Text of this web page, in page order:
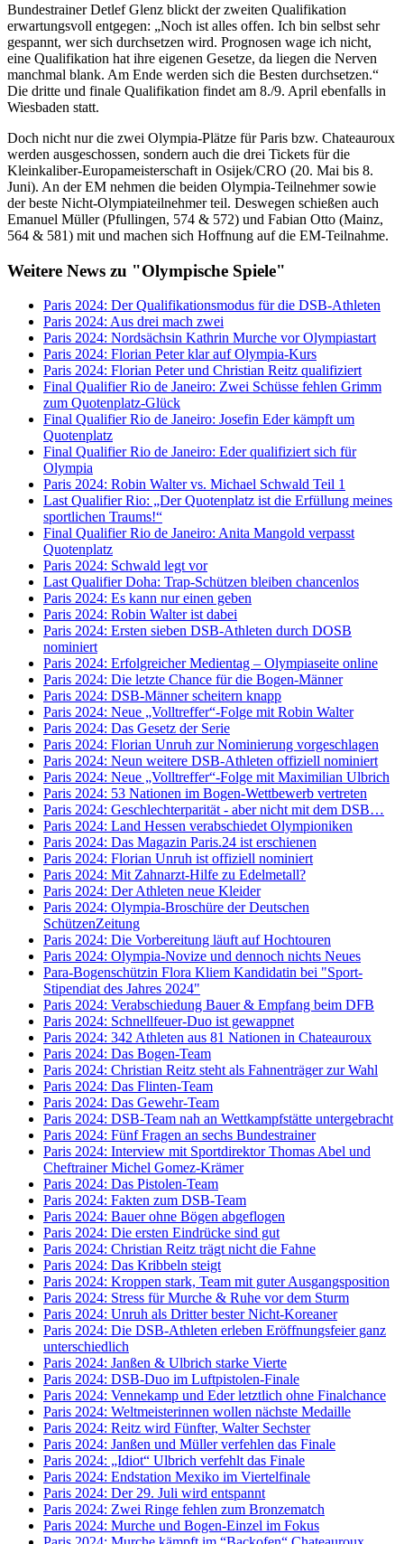
Bundestrainer Detlef Glenz blickt der zweiten Qualifikation
erwartungsvoll entgegen: „Noch ist alles offen. Ich bin selbst sehr
gespannt, wer sich durchsetzen wird. Prognosen wage ich nicht,
eine Qualifikation hat ihre eigenen Gesetze, da liegen die Nerven
manchmal blank. Am Ende werden sich die Besten durchsetzen.“
Die dritte und finale Qualifikation findet am 8./9. April ebenfalls in
Wiesbaden statt.
Doch nicht nur die zwei Olympia-Plätze für Paris bzw. Chateauroux
werden ausgeschossen, sondern auch die drei Tickets für die
Kleinkaliber-Europameisterschaft in Osijek/CRO (20. Mai bis 8.
Juni). An der EM nehmen die beiden Olympia-Teilnehmer sowie
der beste Nicht-Olympiateilnehmer teil. Deswegen schießen auch
Emanuel Müller (Pfullingen, 574 & 572) und Fabian Otto (Mainz,
564 & 581) mit und machen sich Hoffnung auf die EM-Teilnahme.
Weitere News zu "Olympische Spiele"
Paris 2024: Der Qualifikationsmodus für die DSB-Athleten
Paris 2024: Aus drei mach zwei
Paris 2024: Nordsächsin Kathrin Murche vor Olympiastart
Paris 2024: Florian Peter klar auf Olympia-Kurs
Paris 2024: Florian Peter und Christian Reitz qualifiziert
Final Qualifier Rio de Janeiro: Zwei Schüsse fehlen Grimm
zum Quotenplatz-Glück
Final Qualifier Rio de Janeiro: Josefin Eder kämpft um
Quotenplatz
Final Qualifier Rio de Janeiro: Eder qualifiziert sich für
Olympia
Paris 2024: Robin Walter vs. Michael Schwald Teil 1
Last Qualifier Rio: „Der Quotenplatz ist die Erfüllung meines
sportlichen Traums!“
Final Qualifier Rio de Janeiro: Anita Mangold verpasst
Quotenplatz
Paris 2024: Schwald legt vor
Last Qualifier Doha: Trap-Schützen bleiben chancenlos
Paris 2024: Es kann nur einen geben
Paris 2024: Robin Walter ist dabei
Paris 2024: Ersten sieben DSB-Athleten durch DOSB
nominiert
Paris 2024: Erfolgreicher Medientag – Olympiaseite online
Paris 2024: Die letzte Chance für die Bogen-Männer
Paris 2024: DSB-Männer scheitern knapp
Paris 2024: Neue „Volltreffer“-Folge mit Robin Walter
Paris 2024: Das Gesetz der Serie
Paris 2024: Florian Unruh zur Nominierung vorgeschlagen
Paris 2024: Neun weitere DSB-Athleten offiziell nominiert
Paris 2024: Neue „Volltreffer“-Folge mit Maximilian Ulbrich
Paris 2024: 53 Nationen im Bogen-Wettbewerb vertreten
Paris 2024: Geschlechterparität - aber nicht mit dem DSB…
Paris 2024: Land Hessen verabschiedet Olympioniken
Paris 2024: Das Magazin Paris.24 ist erschienen
Paris 2024: Florian Unruh ist offiziell nominiert
Paris 2024: Mit Zahnarzt-Hilfe zu Edelmetall?
Paris 2024: Der Athleten neue Kleider
Paris 2024: Olympia-Broschüre der Deutschen
SchützenZeitung
Paris 2024: Die Vorbereitung läuft auf Hochtouren
Paris 2024: Olympia-Novize und dennoch nichts Neues
Para-Bogenschützin Flora Kliem Kandidatin bei "Sport-
Stipendiat des Jahres 2024"
Paris 2024: Verabschiedung Bauer & Empfang beim DFB
Paris 2024: Schnellfeuer-Duo ist gewappnet
Paris 2024: 342 Athleten aus 81 Nationen in Chateauroux
Paris 2024: Das Bogen-Team
Paris 2024: Christian Reitz steht als Fahnenträger zur Wahl
Paris 2024: Das Flinten-Team
Paris 2024: Das Gewehr-Team
Paris 2024: DSB-Team nah an Wettkampfstätte untergebracht
Paris 2024: Fünf Fragen an sechs Bundestrainer
Paris 2024: Interview mit Sportdirektor Thomas Abel und
Cheftrainer Michel Gomez-Krämer
Paris 2024: Das Pistolen-Team
Paris 2024: Fakten zum DSB-Team
Paris 2024: Bauer ohne Bögen abgeflogen
Paris 2024: Die ersten Eindrücke sind gut
Paris 2024: Christian Reitz trägt nicht die Fahne
Paris 2024: Das Kribbeln steigt
Paris 2024: Kroppen stark, Team mit guter Ausgangsposition
Paris 2024: Stress für Murche & Ruhe vor dem Sturm
Paris 2024: Unruh als Dritter bester Nicht-Koreaner
Paris 2024: Die DSB-Athleten erleben Eröffnungsfeier ganz
unterschiedlich
Paris 2024: Janßen & Ulbrich starke Vierte
Paris 2024: DSB-Duo im Luftpistolen-Finale
Paris 2024: Vennekamp und Eder letztlich ohne Finalchance
Paris 2024: Weltmeisterinnen wollen nächste Medaille
Paris 2024: Reitz wird Fünfter, Walter Sechster
Paris 2024: Janßen und Müller verfehlen das Finale
Paris 2024: „Idiot“ Ulbrich verfehlt das Finale
Paris 2024: Endstation Mexiko im Viertelfinale
Paris 2024: Der 29. Juli wird entspannt
Paris 2024: Zwei Ringe fehlen zum Bronzematch
Paris 2024: Murche und Bogen-Einzel im Fokus